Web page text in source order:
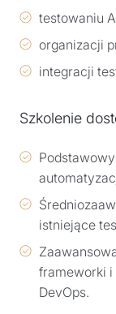
testowaniu
organizacji
integracji
Szkolenie
istniejące
frameworki i
DevOps.